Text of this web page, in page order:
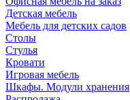
Детская мебель
Мебель для детских садов
Столы
Стулья
Кровати
Игровая мебель
Шкафы. Модули хранения